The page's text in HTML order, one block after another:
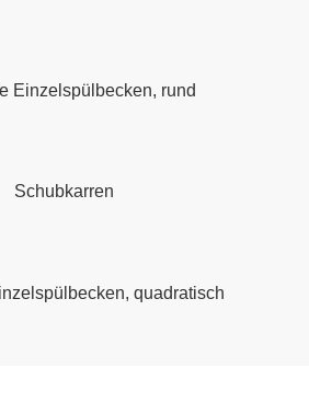
Einzelspülbecken, rund
Schubkarren
quadratisch